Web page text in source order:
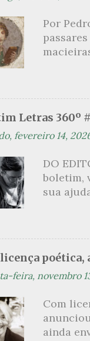
se tratar
filha.
termina
Por
no
maçã
trazes
Letras 360º
fevereiro 14,
DO
boletim,
sua
são
(Flip) de
Orides
avessos
poética,
feira, novembro
Com
ainda